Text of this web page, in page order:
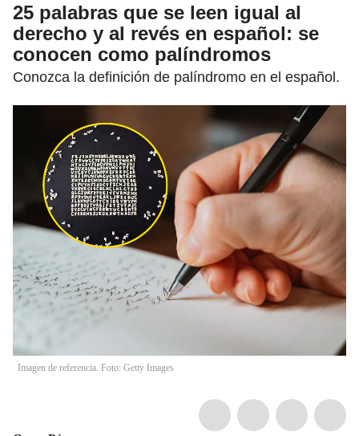
25 palabras que se leen igual al
derecho y al revés en español: se
conocen como palíndromos
Conozca la definición de palíndromo en el español.
Imagen de referencia. Foto: Getty Images